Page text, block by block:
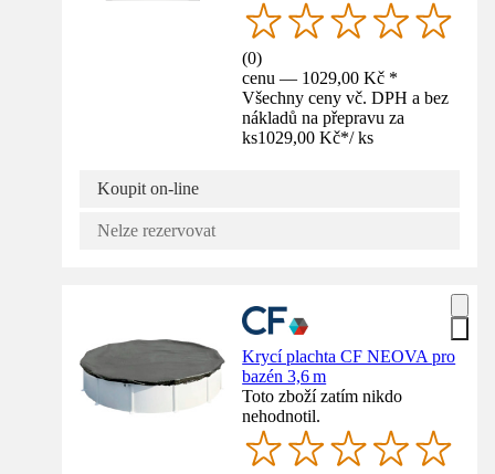
(0)
cenu — 1029,00 Kč *
Všechny ceny vč. DPH a bez
nákladů na přepravu za
ks1029,00 Kč*/ ks
Koupit on-line
Nelze rezervovat
Krycí plachta CF NEOVA pro
bazén 3,6 m
Toto zboží zatím nikdo
nehodnotil.